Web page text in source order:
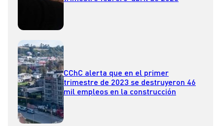
CChC alerta que en el primer
trimestre de 2023 se destruyeron 46
mil empleos en la construcción